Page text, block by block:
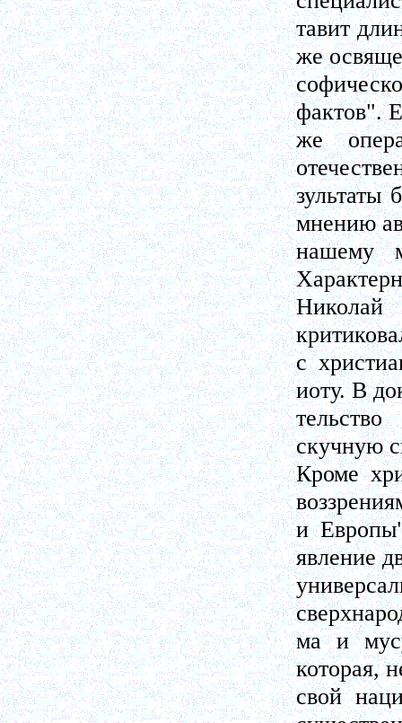
тавит
же
фактов".
же
мнению
нашему
с
иоту. В
скучную
Кроме
и
явление
ма и
которая,
свой